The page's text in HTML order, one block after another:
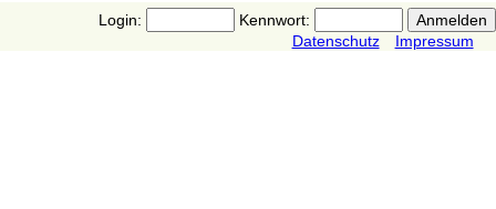
Login:
Kennwort:
Datenschutz
Impressum